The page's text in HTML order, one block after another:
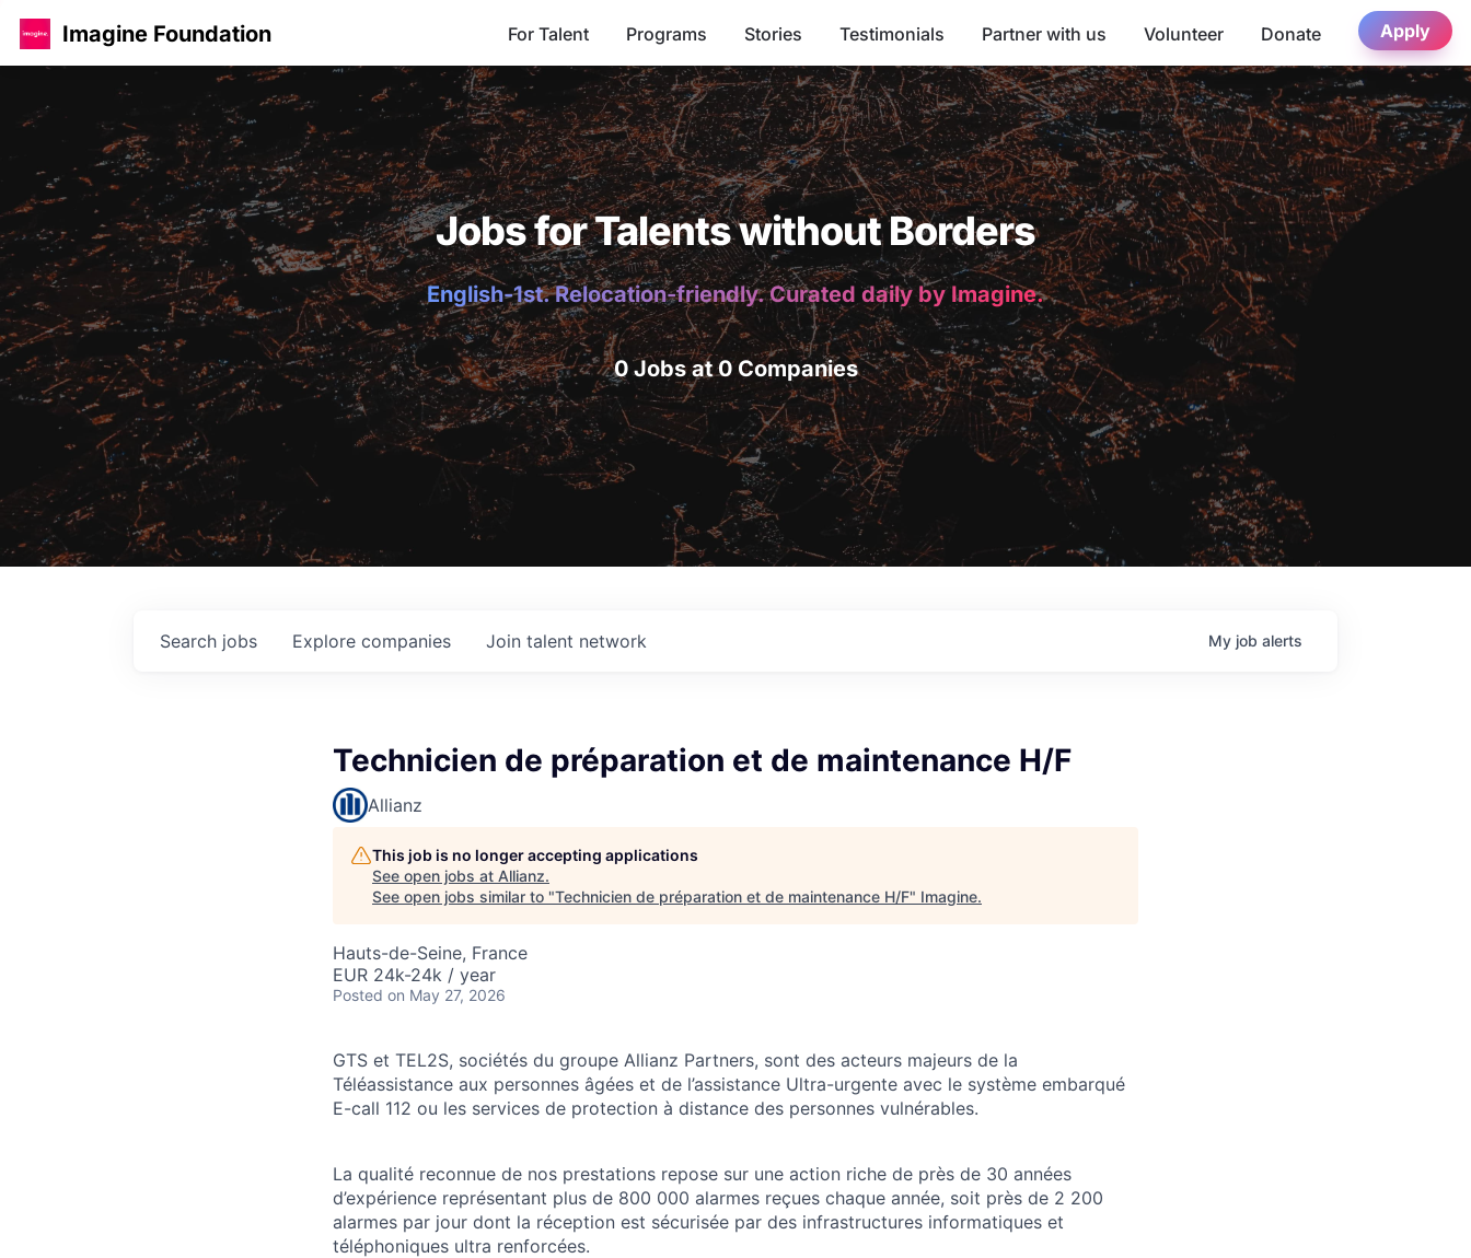
Imagine Foundation For Talent Programs Stories Testimonials Partner with us Volunteer Donate Apply
Jobs for Talents without Borders
English-1st. Relocation-friendly. Curated daily by Imagine.
0 Jobs at 0 Companies
Search jobs Explore companies Join talent network My job alerts
Technicien de préparation et de maintenance H/F
Allianz
This job is no longer accepting applications
See open jobs at Allianz.
See open jobs similar to "Technicien de préparation et de maintenance H/F" Imagine.
Hauts-de-Seine, France
EUR 24k-24k / year
Posted on May 27, 2026
GTS et TEL2S, sociétés du groupe Allianz Partners, sont des acteurs majeurs de la
Téléassistance aux personnes âgées et de l’assistance Ultra-urgente avec le système embarqué
E-call 112 ou les services de protection à distance des personnes vulnérables.
La qualité reconnue de nos prestations repose sur une action riche de près de 30 années
d’expérience représentant plus de 800 000 alarmes reçues chaque année, soit près de 2 200
alarmes par jour dont la réception est sécurisée par des infrastructures informatiques et
téléphoniques ultra renforcées.